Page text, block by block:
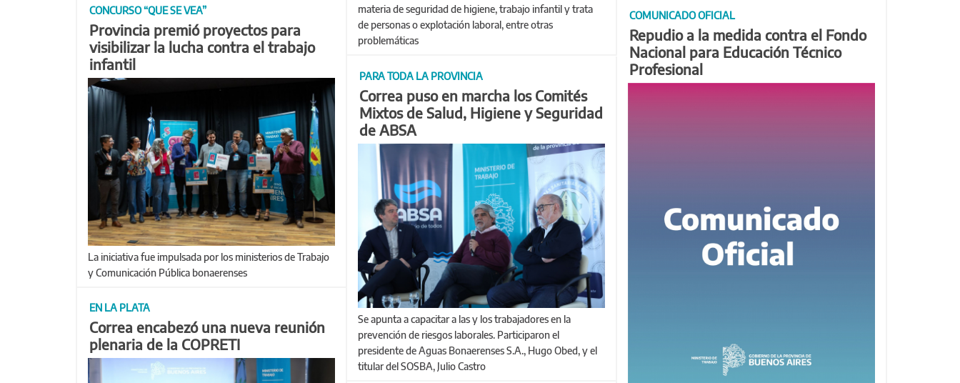
materia de seguridad de higiene, trabajo infantil y trata
de personas o explotación laboral, entre otras
problemáticas
CONCURSO “QUE SE VEA”
Provincia premió proyectos para
visibilizar la lucha contra el trabajo
infantil
La iniciativa fue impulsada por los ministerios de Trabajo
y Comunicación Pública bonaerenses
COMUNICADO OFICIAL
Repudio a la medida contra el Fondo
Nacional para Educación Técnico
Profesional
PARA TODA LA PROVINCIA
Correa puso en marcha los Comités
Mixtos de Salud, Higiene y Seguridad
de ABSA
Se apunta a capacitar a las y los trabajadores en la
prevención de riesgos laborales. Participaron el
presidente de Aguas Bonaerenses S.A., Hugo Obed, y el
titular del SOSBA, Julio Castro
EN LA PLATA
Correa encabezó una nueva reunión
plenaria de la COPRETI